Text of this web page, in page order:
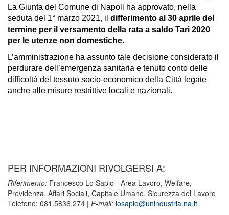
La Giunta del Comune di Napoli ha approvato, nella
seduta del 1° marzo 2021, il differimento al 30 aprile del
termine per il versamento della rata a saldo Tari 2020
per le utenze non domestiche.
L’amministrazione ha assunto tale decisione considerato il
perdurare dell’emergenza sanitaria e tenuto conto delle
difficoltà del tessuto socio-economico della Città legate
anche alle misure restrittive locali e nazionali.
PER INFORMAZIONI RIVOLGERSI A:
Riferimento: Francesco Lo Sapio - Area Lavoro, Welfare,
Previdenza, Affari Sociali, Capitale Umano, Sicurezza del Lavoro
Telefono: 081.5836.274 | E-mail: losapio@unindustria.na.it